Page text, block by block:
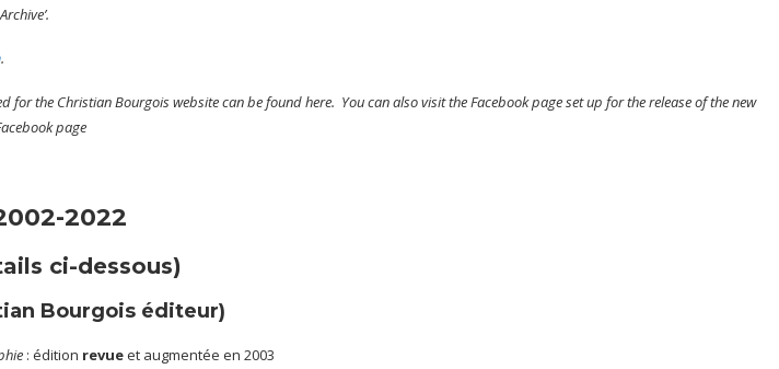
.
for the Christian Bourgois website can be found here. You can also visit the Facebook page set up for the release of the new
page
2022
ci-dessous)
Bourgois éditeur)
: édition revueet augmentée en 2003